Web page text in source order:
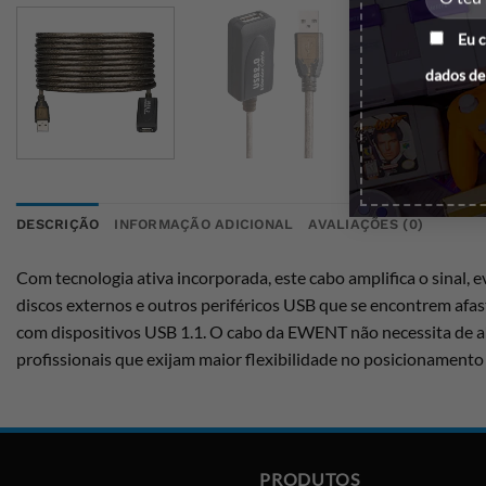
Eu
dados
DESCRIÇÃO INFORMAÇÃO ADICIONAL AVALIAÇÕES (0)
Com tecnologia ativa incorporada, este cabo amplifica o sinal,
discos externos e outros periféricos USB que se encontrem
com dispositivos USB 1.1. O cabo da EWENT não necessita
profissionais que exijam maior flexibilidade no
PRODUTOS